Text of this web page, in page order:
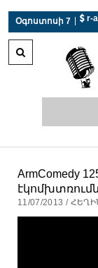
Օգոստոսի 7
 r-
ArmComedy
11/07/2013 /